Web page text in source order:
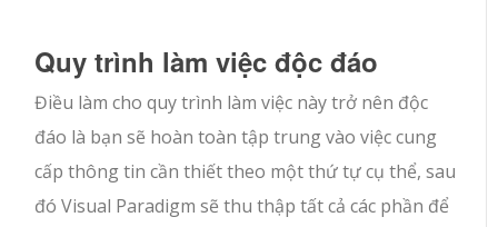
Quy trình làm việc độc đáo
Điều làm cho quy trình làm việc này trở nên độc
đáo là bạn sẽ hoàn toàn tập trung vào việc cung
cấp thông tin cần thiết theo một thứ tự cụ thể, sau
đó Visual Paradigm sẽ thu thập tất cả các phần để